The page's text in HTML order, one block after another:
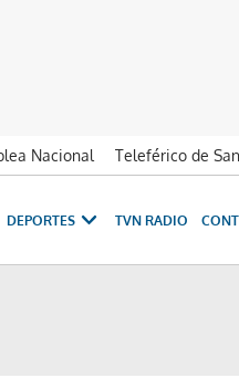
Nacional Teleférico de
DEPORTES TVN RADIO